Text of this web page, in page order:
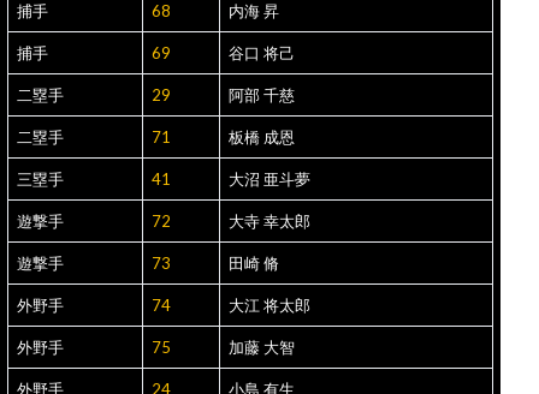
捕手 68 内海 昇
捕手 69 谷口 将己
二塁手 29 阿部 千慈
二塁手 71 板橋 成恩
三塁手 41 大沼 亜斗夢
遊撃手 72 大寺 幸太郎
遊撃手 73 田崎 脩
外野手 74 大江 将太郎
外野手 75 加藤 大智
外野手 24 小島 有生